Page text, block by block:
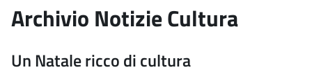
Archivio Notizie Cultura
Un Natale ricco di cultura